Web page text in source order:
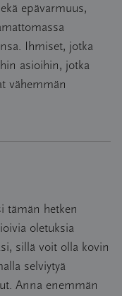
epävarmuus,
Ihmiset, jotka
asioihin, jotka
vähemmän
tämän hetken
oletuksia
sillä voit olla kovin
selviytyä
Anna enemmän